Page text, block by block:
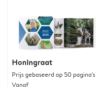
Honingraat
Prijs gebaseerd op 50 pagina's
Vanaf